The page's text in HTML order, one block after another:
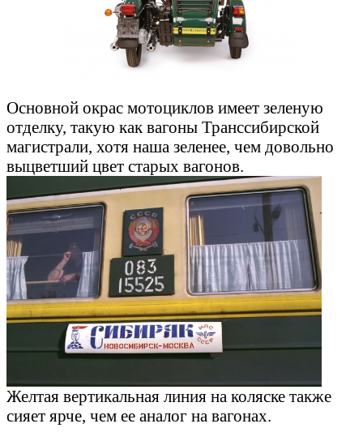
Основной окрас мотоциклов имеет зеленую
отделку, такую ​​как вагоны Транссибирской
магистрали, хотя наша зеленее, чем довольно
выцветший цвет старых вагонов.
Желтая вертикальная линия на коляске также
сияет ярче, чем ее аналог на вагонах.